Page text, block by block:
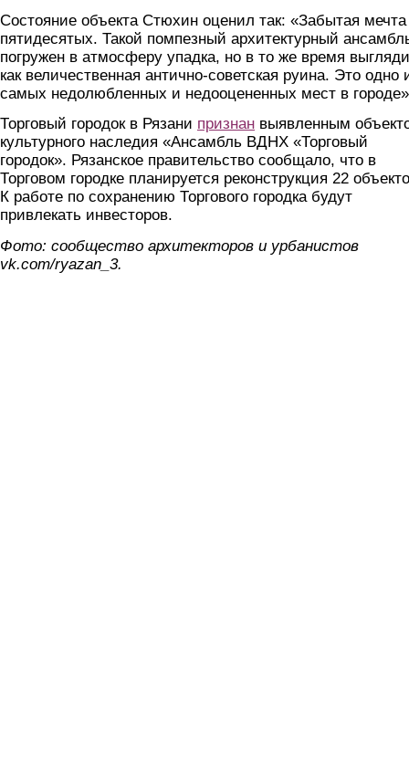
Состояние объекта Стюхин оценил так: «Забытая мечта
пятидесятых. Такой помпезный архитектурный
погружен в атмосферу упадка, но в то же время
как величественная антично-советская руина. Это одно
самых недолюбленных и недооцененных мест в
Торговый городок в Рязани признан выявленным
культурного наследия «Ансамбль ВДНХ «Торговый
городок». Рязанское правительство сообщало, что в
Торговом городке планируется реконструкция 22
К работе по сохранению Торгового городка будут
привлекать инвесторов.
Фото: сообщество архитекторов и урбанистов
vk.com/ryazan_3.